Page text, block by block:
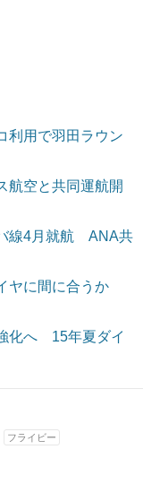
利用で羽田ラウン
航空と共同運航開
線4月就航 ANA共
ヤに間に合うか
化へ 15年夏ダイ
フライビー